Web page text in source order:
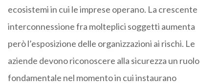
ecosistemi in cui le imprese operano. La crescente
interconnessione fra molteplici soggetti aumenta
però l’esposizione delle organizzazioni ai rischi. Le
aziende devono riconoscere alla sicurezza un ruolo
fondamentale nel momento in cui instaurano